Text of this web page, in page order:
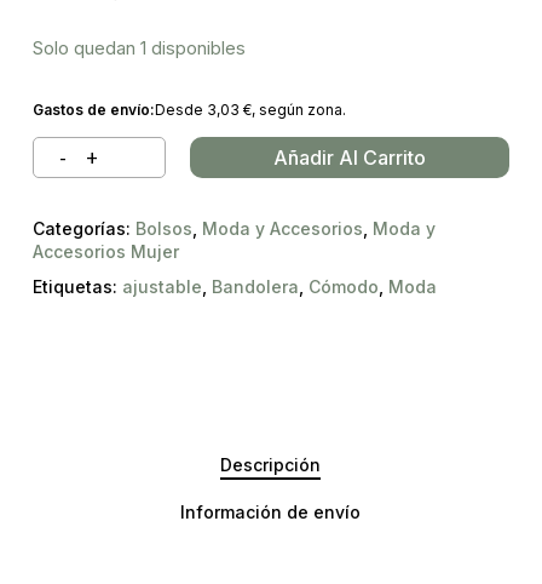
Solo quedan 1 disponibles
Gastos de envío:Desde 3,03 €, según zona.
Añadir Al Carrito
Categorías: Bolsos Moda y Accesorios Moda y
Accesorios Mujer
Etiquetas: ajustable Bandolera Cómodo Moda
Descripción
Información de envío